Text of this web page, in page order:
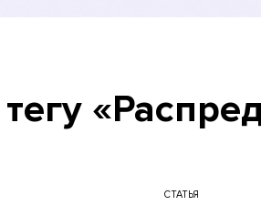
СТАТЬЯ